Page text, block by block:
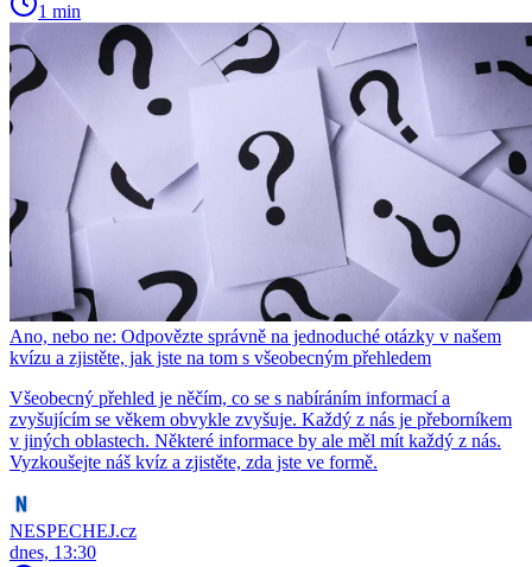
1 min
Ano, nebo ne: Odpovězte správně na jednoduché otázky v našem
kvízu a zjistěte, jak jste na tom s všeobecným přehledem
Všeobecný přehled je něčím, co se s nabíráním informací a
zvyšujícím se věkem obvykle zvyšuje. Každý z nás je přeborníkem
v jiných oblastech. Některé informace by ale měl mít každý z nás.
Vyzkoušejte náš kvíz a zjistěte, zda jste ve formě.
NESPECHEJ.cz
dnes, 13:30